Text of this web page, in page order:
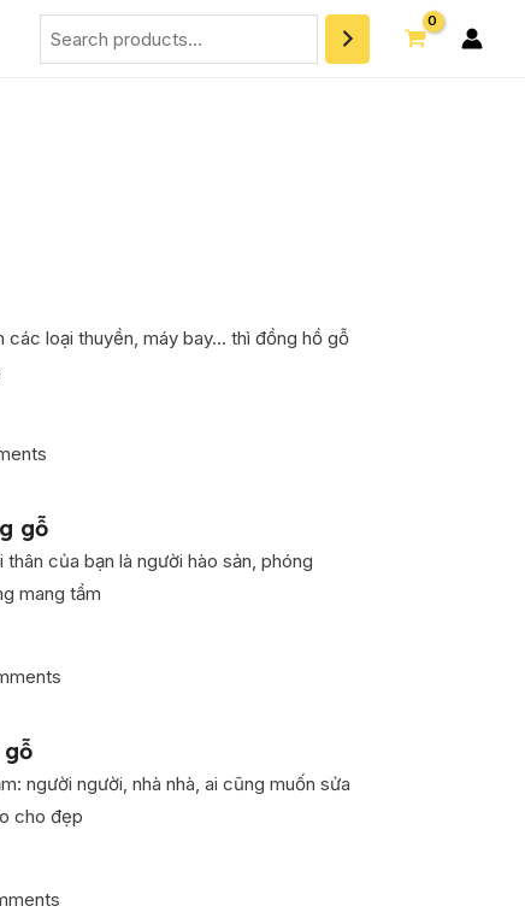
Search
các loại thuyền, máy bay… thì đồng hồ gỗ
gỗ
của bạn là người hào sản, phóng
mang tầm
gỗ
người người, nhà nhà, ai cũng muốn sửa
cho đẹp